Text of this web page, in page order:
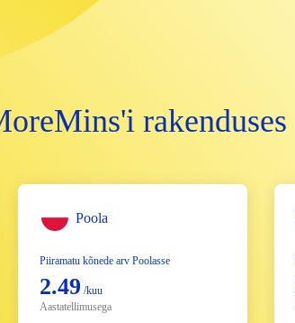
rakenduses
Poola
Piiramatu kõnede arv Poolasse
2.49 /kuu
Aastatellimusega